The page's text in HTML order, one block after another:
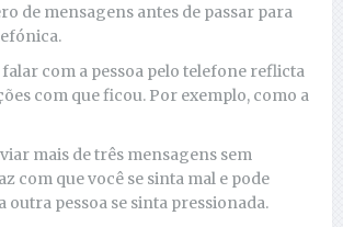
de mensagens antes de passar para
falar com a pessoa pelo telefone reflicta
com que ficou. Por exemplo, como a
mais de três mensagens sem
com que você se sinta mal e pode
outra pessoa se sinta pressionada.